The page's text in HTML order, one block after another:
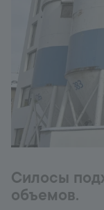
Силосы
объемов.